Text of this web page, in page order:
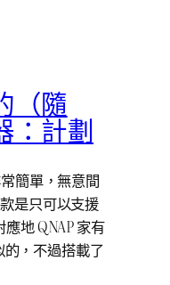
（隨
：計劃
簡單，無意間
是只可以支援
地 QNAP 家有
的，不過搭載了